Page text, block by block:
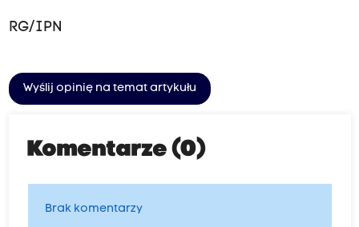
RG/IPN
Wyślij opinię na temat artykułu
Komentarze (0)
Brak komentarzy